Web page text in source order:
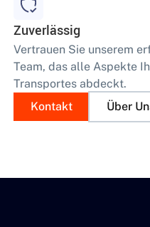
Zuverlässig
Vertrauen Sie unserem
Team, das alle Aspekte
Transportes abdeckt.
Kontakt Über